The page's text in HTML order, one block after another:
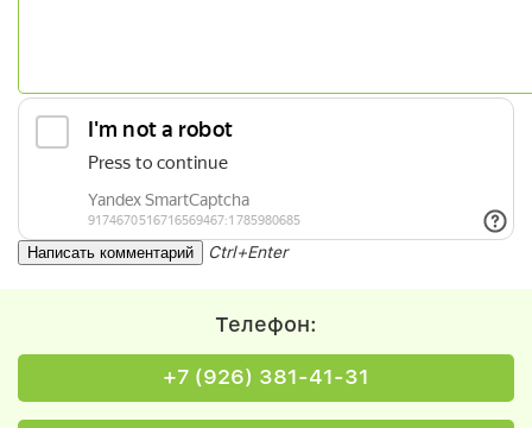
Ctrl+Enter
Телефон:
+7 (926) 381-41-31